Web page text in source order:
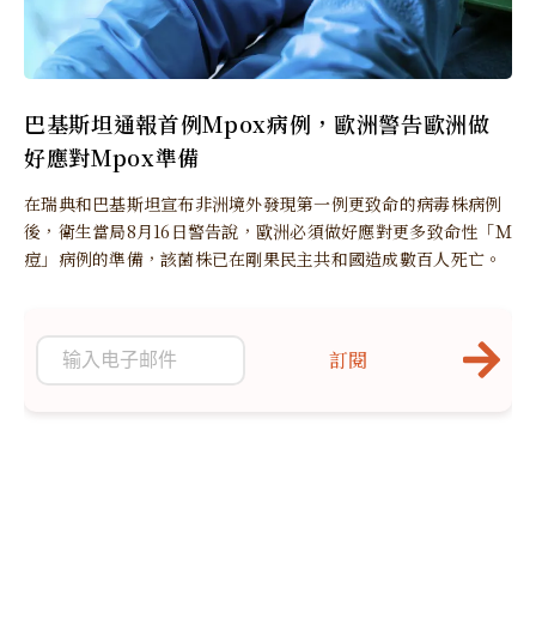
巴基斯坦通報首例Mpox病例，歐洲警告歐洲做
好應對Mpox準備
在瑞典和巴基斯坦宣布非洲境外發現第一例更致命的病毒株病例
後，衛生當局8月16日警告說，歐洲必須做好應對更多致命性「Ｍ
痘」病例的準備，該菌株已在剛果民主共和國造成數百人死亡。
訂閱